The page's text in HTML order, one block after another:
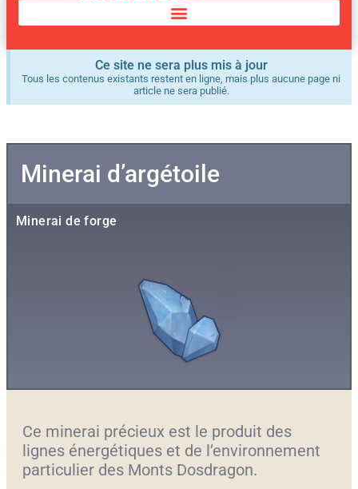
Ce site ne sera plus mis à jour
Tous les contenus existants restent en ligne, mais plus aucune page ni
article ne sera publié.
Minerai d’argétoile
Minerai de forge
Ce minerai précieux est le produit des
lignes énergétiques et de l’environnement
particulier des Monts Dosdragon.